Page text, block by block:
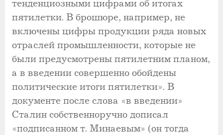
тенденциозными цифрами об итогах
пятилетки. В брошюре, например, не
включены цифры продукции ряда новых
отраслей промышленности, которые не
были предусмотрены пятилетним планом,
а в введении совершенно обойдены
политические итоги пятилетки». В
документе после слова «в введении»
Сталин собственноручно дописал
«подписанном т. Минаевым» (он тогда